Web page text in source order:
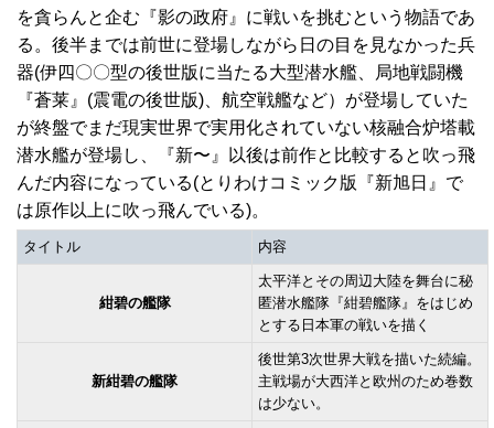
を貪らんと企む『影の政府』に戦いを挑むという物語であ
る。後半までは前世に登場しながら日の目を見なかった兵
器(伊四〇〇型の後世版に当たる大型潜水艦、局地戦闘機
『蒼莱』(震電の後世版)、航空戦艦など）が登場していた
が終盤でまだ現実世界で実用化されていない核融合炉塔載
潜水艦が登場し、『新〜』以後は前作と比較すると吹っ飛
んだ内容になっている(とりわけコミック版『新旭日』で
は原作以上に吹っ飛んでいる)。
タイトル 内容
紺碧の艦隊
太平洋とその周辺大陸を舞台に秘
匿潜水艦隊『紺碧艦隊』をはじめ
とする日本軍の戦いを描く
新紺碧の艦隊
後世第3次世界大戦を描いた続編。
主戦場が大西洋と欧州のため巻数
は少ない。